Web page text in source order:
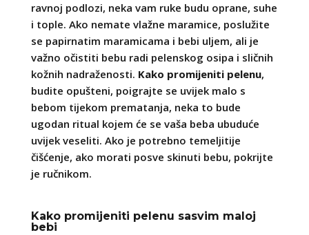
ravnoj podlozi, neka vam ruke budu oprane, suhe
i tople. Ako nemate vlažne maramice, poslužite
se papirnatim maramicama i bebi uljem, ali je
važno očistiti bebu radi pelenskog osipa i sličnih
kožnih nadraženosti. Kako promijeniti pelenu,
budite opušteni, poigrajte se uvijek malo s
bebom tijekom prematanja, neka to bude
ugodan ritual kojem će se vaša beba ubuduće
uvijek veseliti. Ako je potrebno temeljitije
čišćenje, ako morati posve skinuti bebu, pokrijte
je ručnikom.
Kako promijeniti pelenu sasvim maloj
bebi